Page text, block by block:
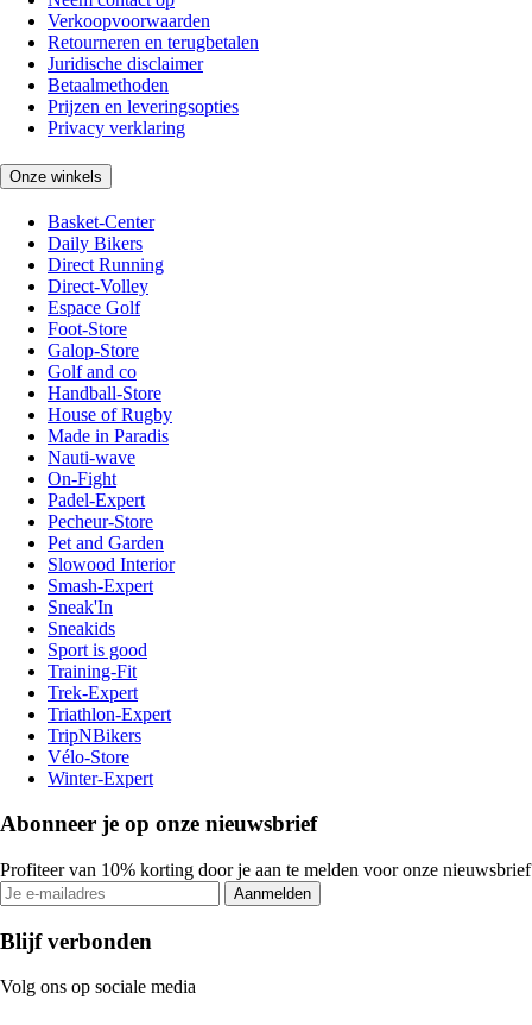
Verkoopvoorwaarden
Retourneren en terugbetalen
Juridische disclaimer
Betaalmethoden
Prijzen en leveringsopties
Privacy verklaring
Onze winkels
Basket-Center
Daily Bikers
Direct Running
Direct-Volley
Espace Golf
Foot-Store
Galop-Store
Golf and co
Handball-Store
House of Rugby
Made in Paradis
Nauti-wave
On-Fight
Padel-Expert
Pecheur-Store
Pet and Garden
Slowood Interior
Smash-Expert
Sneak'In
Sneakids
Sport is good
Training-Fit
Trek-Expert
Triathlon-Expert
TripNBikers
Vélo-Store
Winter-Expert
Abonneer je op onze nieuwsbrief
Profiteer van 10% korting door je aan te melden voor onze nieuwsbrief
Aanmelden
Blijf verbonden
Volg ons op sociale media